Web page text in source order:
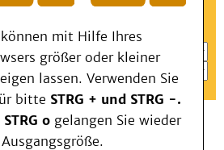
für Ihren Schnelleinstieg
können mit Hilfe Ihres
größer oder kleiner
lassen. Verwenden Sie
bitte STRG + und STRG -.
STRG o gelangen Sie wieder
Zentren
am UKD
Unterstützung
im Medizinwesen (KIM)